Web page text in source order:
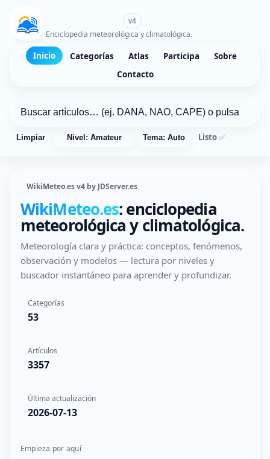
v4
Enciclopedia meteorológica y climatológica.
Inicio Categorías Atlas Participa
Sobre
Contacto
Limpiar Nivel: Amateur Tema: Auto Listo ✅
WikiMeteo.es v4 by JDServer.es
WikiMeteo.es: enciclopedia
meteorológica y climatológica.
Meteorología clara y práctica: conceptos, fenómenos,
observación y modelos — lectura por niveles y
buscador instantáneo para aprender y profundizar.
Categorías
53
Artículos
3357
Última actualización
2026-07-13
Empieza por aquí